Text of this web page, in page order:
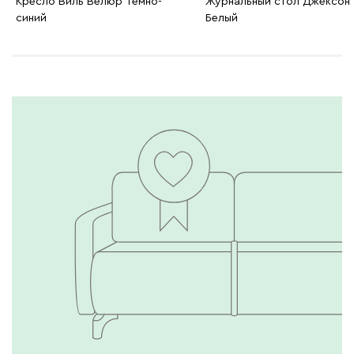
синий
Белый